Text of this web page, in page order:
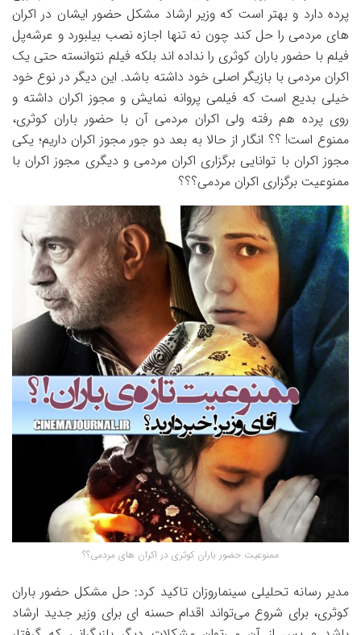
پرده دارد و بهتر است که وزیر ارشاد مشکل حضور ایشان در اکران
های مردمی را حل کند چون نه تنها اجازه نصب بیلبورد و عرشه‌پل
فیلم با حضور باران کوثری را نداده اند بلکه فیلم نتوانسته حتی یک
اکران مردمی با بازیگر اصلی خود داشته باشد. این دیگر در نوع خود
خیلی بدیع است که فیلمی پروانه نمایش و مجوز اکران داشته و
روی پرده هم رفته ولی اکران مردمی آن با حضور باران کوثری،
ممنوع است! ؟؟ انگار از حالا به بعد دو جور مجوز اکران داریم؛ یکی
مجوز اکران با توانایی برگزاری اکران مردمی و دیگری مجوز اکران با
ممنوعیت برگزاری اکران مردمی؟؟؟
ممنوعیت حضور باران کوثری در اکران های مردمی؟؟
مدیر رسانه تحلیلی سینماروزان تاکید کرد: حل مشکل حضور باران
کوثری، برای شروع می‌تواند اقدام حسنه ای برای وزیر جدید ارشاد